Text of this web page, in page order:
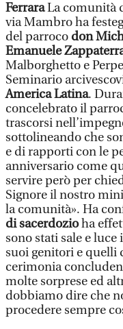
FerraraLa comunità
via Mambro ha
del parroco don
Emanuele
Malborghetto e
Seminario
America Latina.
concelebrato il
trascorsi
sottolineando che
e di rapporti con le
anniversario come
servire però per
Signore il nostro
la comunità». Ha
di sacerdozioha
sono stati sale e luce
suoi genitori e quelli
cerimonia
molte sorprese ed
dobbiamo dire che
procedere sempre